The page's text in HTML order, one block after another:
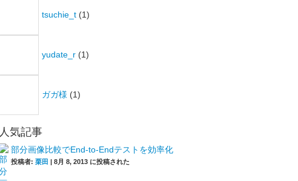
tsuchie_t (1)
yudate_r (1)
ガガ様 (1)
人気記事
部分画像比較でEnd-to-Endテストを効率化
投稿者:栗田 |8月 8, 2013 に投稿された